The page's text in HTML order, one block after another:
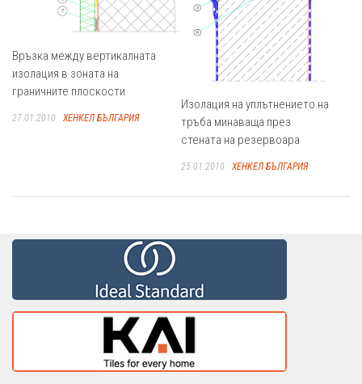
Връзка между вертикалната
изолация в зоната на
граничните плоскости
27.01.2010 ХЕНКЕЛ БЪЛГАРИЯ
Изолация на уплътнението на
тръба минаваща през
стената на резервоара
25.01.2010 ХЕНКЕЛ БЪЛГАРИЯ